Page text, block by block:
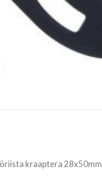
kraaptera 28x50mm